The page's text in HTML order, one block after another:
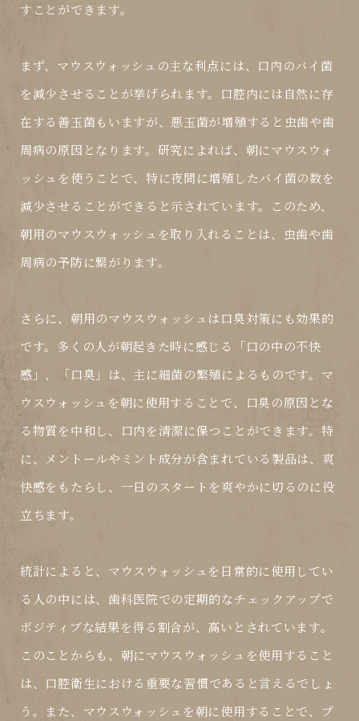
すことができます。
まず、マウスウォッシュの主な利点には、口内のバイ菌
を減少させることが挙げられます。口腔内には自然に存
在する善玉菌もいますが、悪玉菌が増殖すると虫歯や歯
周病の原因となります。研究によれば、朝にマウスウォ
ッシュを使うことで、特に夜間に増殖したバイ菌の数を
減少させることができると示されています。このため、
朝用のマウスウォッシュを取り入れることは、虫歯や歯
周病の予防に繋がります。
さらに、朝用のマウスウォッシュは口臭対策にも効果的
です。多くの人が朝起きた時に感じる「口の中の不快
感」、「口臭」は、主に細菌の繁殖によるものです。マ
ウスウォッシュを朝に使用することで、口臭の原因とな
る物質を中和し、口内を清潔に保つことができます。特
に、メントールやミント成分が含まれている製品は、爽
快感をもたらし、一日のスタートを爽やかに切るのに役
立ちます。
統計によると、マウスウォッシュを日常的に使用してい
る人の中には、歯科医院での定期的なチェックアップで
ポジティブな結果を得る割合が、高いとされています。
このことからも、朝にマウスウォッシュを使用すること
は、口腔衛生における 重要な習慣であると言えるでしょ
う。また、マウスウォッシュを朝に使用することで、プ